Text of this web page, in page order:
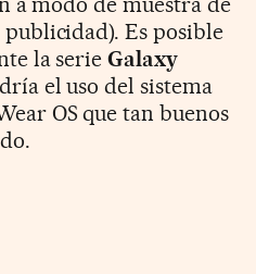
Es posible
la serieGalaxy
el uso del sistema
OS que tan buenos